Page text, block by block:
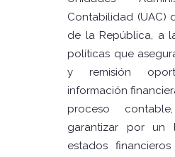
Contabilidad (UAC)
de la República, a
políticas que
y remisión
información
proceso
garantizar por un
estados